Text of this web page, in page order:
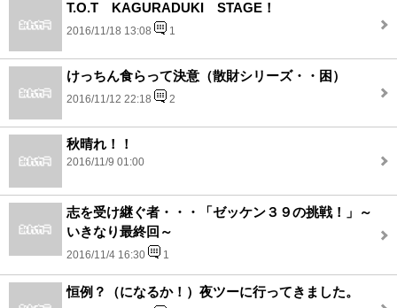
T.O.T KAGURADUKI STAGE！
2016/11/18 13:08 1
けっちん食らって決意（散財シリーズ・・困）
2016/11/12 22:18 2
秋晴れ！！
2016/11/9 01:00
志を受け継ぐ者・・・「ゼッケン３９の挑戦！」～
いきなり最終回～
2016/11/4 16:30 1
恒例？（になるか！）夜ツーに行ってきました。